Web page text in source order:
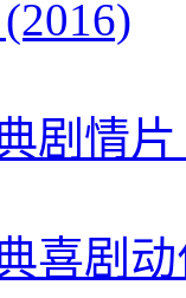
剧情
喜剧